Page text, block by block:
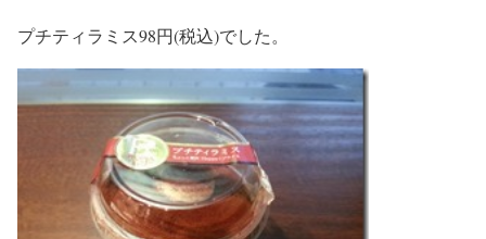
プチティラミス98円(税込)でした。